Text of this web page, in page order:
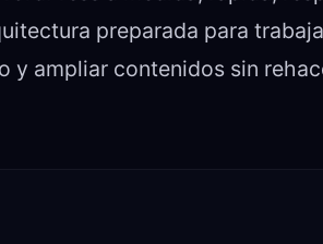
preparada para
y ampliar contenidos sin